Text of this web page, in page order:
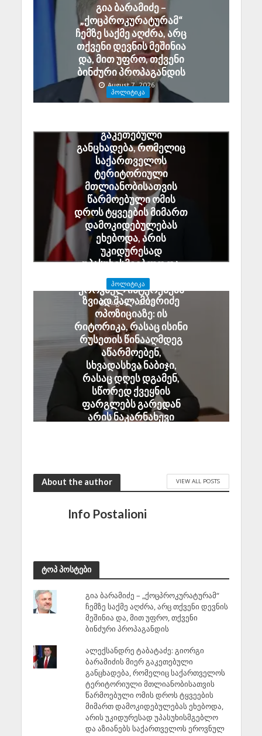
გია ბარამიძე –
„ქოცპროკურატურამ“
ჩემზე საქმე აღძრა, არც
თქვენი დევნის მეშინია
და, მით უფრო, თქვენი
ბინძური პროპაგანდის
August 7, 2026
ᲞᲝᲚᲘᲢᲘᲙᲐ
გაკეთებული
განცხადება, რომელიც
საქართველოს
ტერიტორიული
მთლიანობისათვის
წარმოებული ომის
დროს ტყვეების მიმართ
დამოკიდებულებას
ეხებოდა, არის
უკიდურესად
უპასუხისმგებლო და
აზიანებს საქართველოს
ეროვნულ ინტერესებს
August 7, 2026
ᲞᲝᲚᲘᲢᲘᲙᲐ
ზვიად შალამბერიძე
ოპოზიციაზე: ის
რიტორიკა, რასაც ისინი
რუსეთის წინააღმდეგ
აწარმოებენ,
სხვადასხვა ნაბიჯი,
რასაც დღეს დგამენ,
სწორედ ქვეყნის
ფარგლებს გარედან
არის ნაკარნახევი
About the author VIEW ALL POSTS
Info Postalioni
ტოპ პოსტები
გია ბარამიძე – „ქოცპროკურატურამ“
ჩემზე საქმე აღძრა, არც თქვენი დევნის
მეშინია და, მით უფრო, თქვენი
ბინძური პროპაგანდის
ალექსანდრე ტაბატაძე: გიორგი
ბარამიძის მიერ გაკეთებული
განცხადება, რომელიც საქართველოს
ტერიტორიული მთლიანობისათვის
წარმოებული ომის დროს ტყვეების
მიმართ დამოკიდებულებას ეხებოდა,
არის უკიდურესად უპასუხისმგებლო
და აზიანებს საქართველოს ეროვნულ